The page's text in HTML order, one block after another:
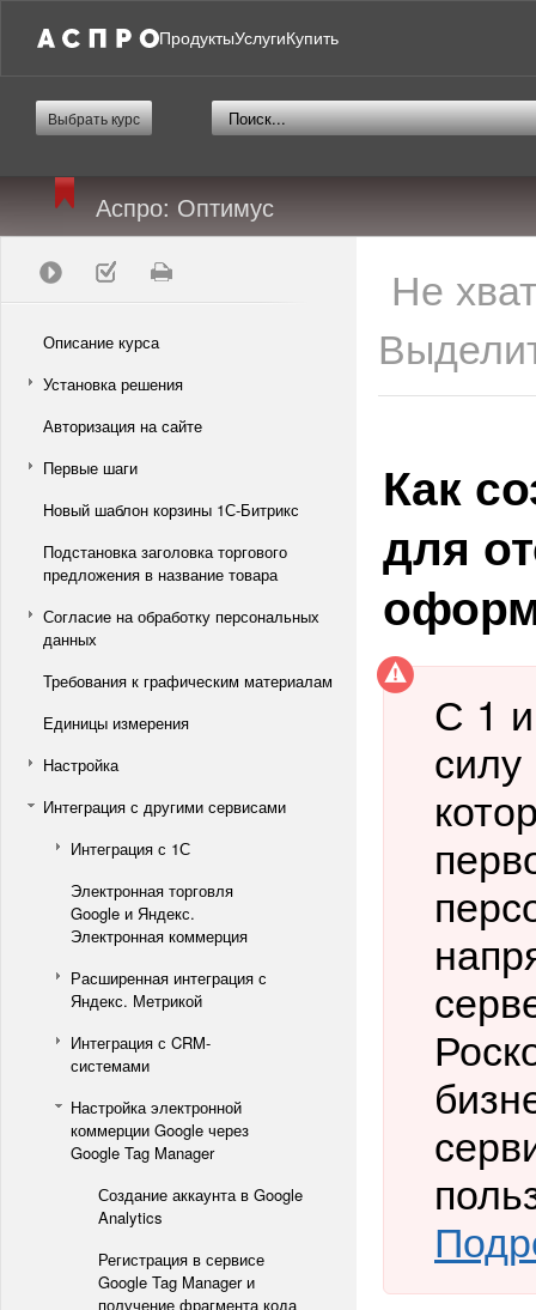
ПродуктыУслугиКупить
Выбрать курс
Аспро: Оптимус
Описание курса
Установка решения
Авторизация на сайте
Первые шаги
Новый шаблон корзины 1С-Битрикс
Подстановка заголовка торгового
предложения в название товара
Согласие на обработку персональных
данных
Требования к графическим материалам
Единицы измерения
Настройка
Интеграция с другими сервисами
Интеграция с 1С
Электронная торговля
Google и Яндекс.
Электронная коммерция
Расширенная интеграция с
Яндекс. Метрикой
Интеграция с CRM-
системами
Настройка электронной
коммерции Google через
Google Tag Manager
Создание аккаунта в Google
Analytics
Регистрация в сервисе
Google Tag Manager и
получение фрагмента кода
Не
Как
для
С 1